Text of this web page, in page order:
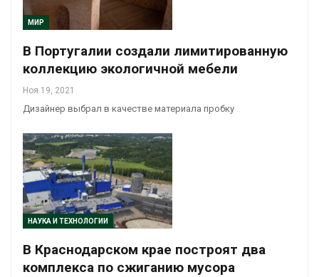
МИР
В Португалии создали лимитированную
коллекцию экологичной мебели
Ноя 19, 2021
Дизайнер выбрал в качестве материала пробку
НАУКА И ТЕХНОЛОГИИ
В Краснодарском крае построят два
комплекса по сжиганию мусора